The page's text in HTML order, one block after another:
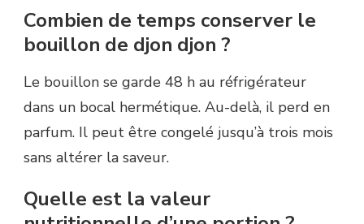
Combien de temps conserver le
bouillon de djon djon ?
Le bouillon se garde 48 h au réfrigérateur
dans un bocal hermétique. Au-delà, il perd en
parfum. Il peut être congelé jusqu’à trois mois
sans altérer la saveur.
Quelle est la valeur